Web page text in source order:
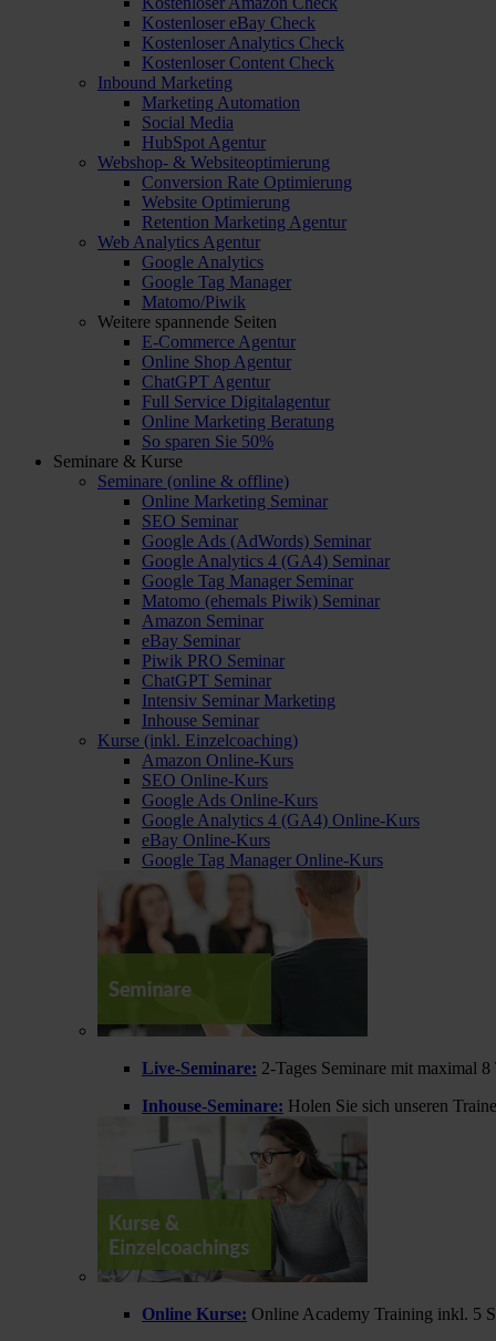
Kostenloser eBay Check
Kostenloser Analytics Check
Kostenloser Content Check
Inbound Marketing
Marketing Automation
Social Media
HubSpot Agentur
Webshop- & Websiteoptimierung
Conversion Rate Optimierung
Website Optimierung
Retention Marketing Agentur
Web Analytics Agentur
Google Analytics
Google Tag Manager
Matomo/Piwik
Weitere spannende Seiten
E-Commerce Agentur
Online Shop Agentur
ChatGPT Agentur
Full Service Digitalagentur
Online Marketing Beratung
So sparen Sie 50%
Seminare & Kurse
Seminare (online & offline)
Online Marketing Seminar
SEO Seminar
Google Ads (AdWords) Seminar
Google Analytics 4 (GA4) Seminar
Google Tag Manager Seminar
Matomo (ehemals Piwik) Seminar
Amazon Seminar
eBay Seminar
Piwik PRO Seminar
ChatGPT Seminar
Intensiv Seminar Marketing
Inhouse Seminar
Kurse (inkl. Einzelcoaching)
Amazon Online-Kurs
SEO Online-Kurs
Google Ads Online-Kurs
Google Analytics 4 (GA4) Online-Kurs
eBay Online-Kurs
Google Tag Manager Online-Kurs
Live-Seminare: 2-Tages Seminare mit maximal
Inhouse-Seminare: Holen Sie sich unseren
Online Kurse: Online Academy Training inkl. 5